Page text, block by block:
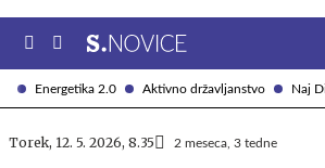
Energetika 2.0 Aktivno državljanstvo Naj
Torek, 12. 5. 2026, 8.35 2 meseca, 3 tedne